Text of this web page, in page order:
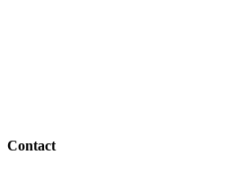
Contact